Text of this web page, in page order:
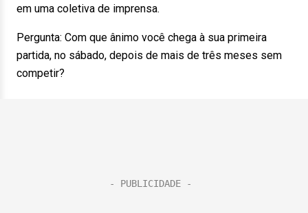
em uma coletiva de imprensa.
Pergunta: Com que ânimo você chega à sua primeira
partida, no sábado, depois de mais de três meses sem
competir?